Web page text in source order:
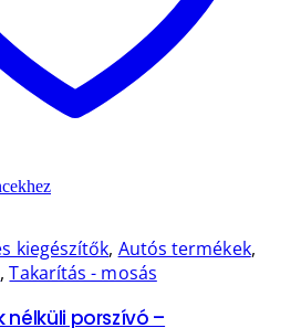
kiegészítők, Autós termékek,
,Takarítás - mosás
nélküli porszívó –